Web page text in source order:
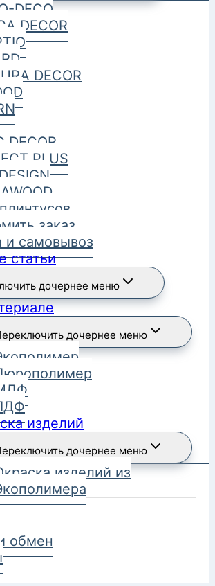
DECO
DECOR
DECOR
DECOR
PLUS
заказ
и самовывоз
статьи
дочернее меню
дочернее меню
изделий
дочернее меню
изделий из
обмен